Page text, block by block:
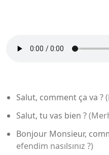
Salut, comment ça va ?
Salut, tu vas bien ?
Bonjour Monsieur,
efendim nasılsınız ?)